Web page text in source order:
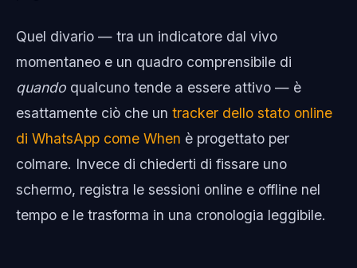
Quel divario — tra un indicatore dal vivo
momentaneo e un quadro comprensibile di
quando qualcuno tende a essere attivo — è
esattamente ciò che un tracker dello stato online
di WhatsApp come When è progettato per
colmare. Invece di chiederti di fissare uno
schermo, registra le sessioni online e offline nel
tempo e le trasforma in una cronologia leggibile.